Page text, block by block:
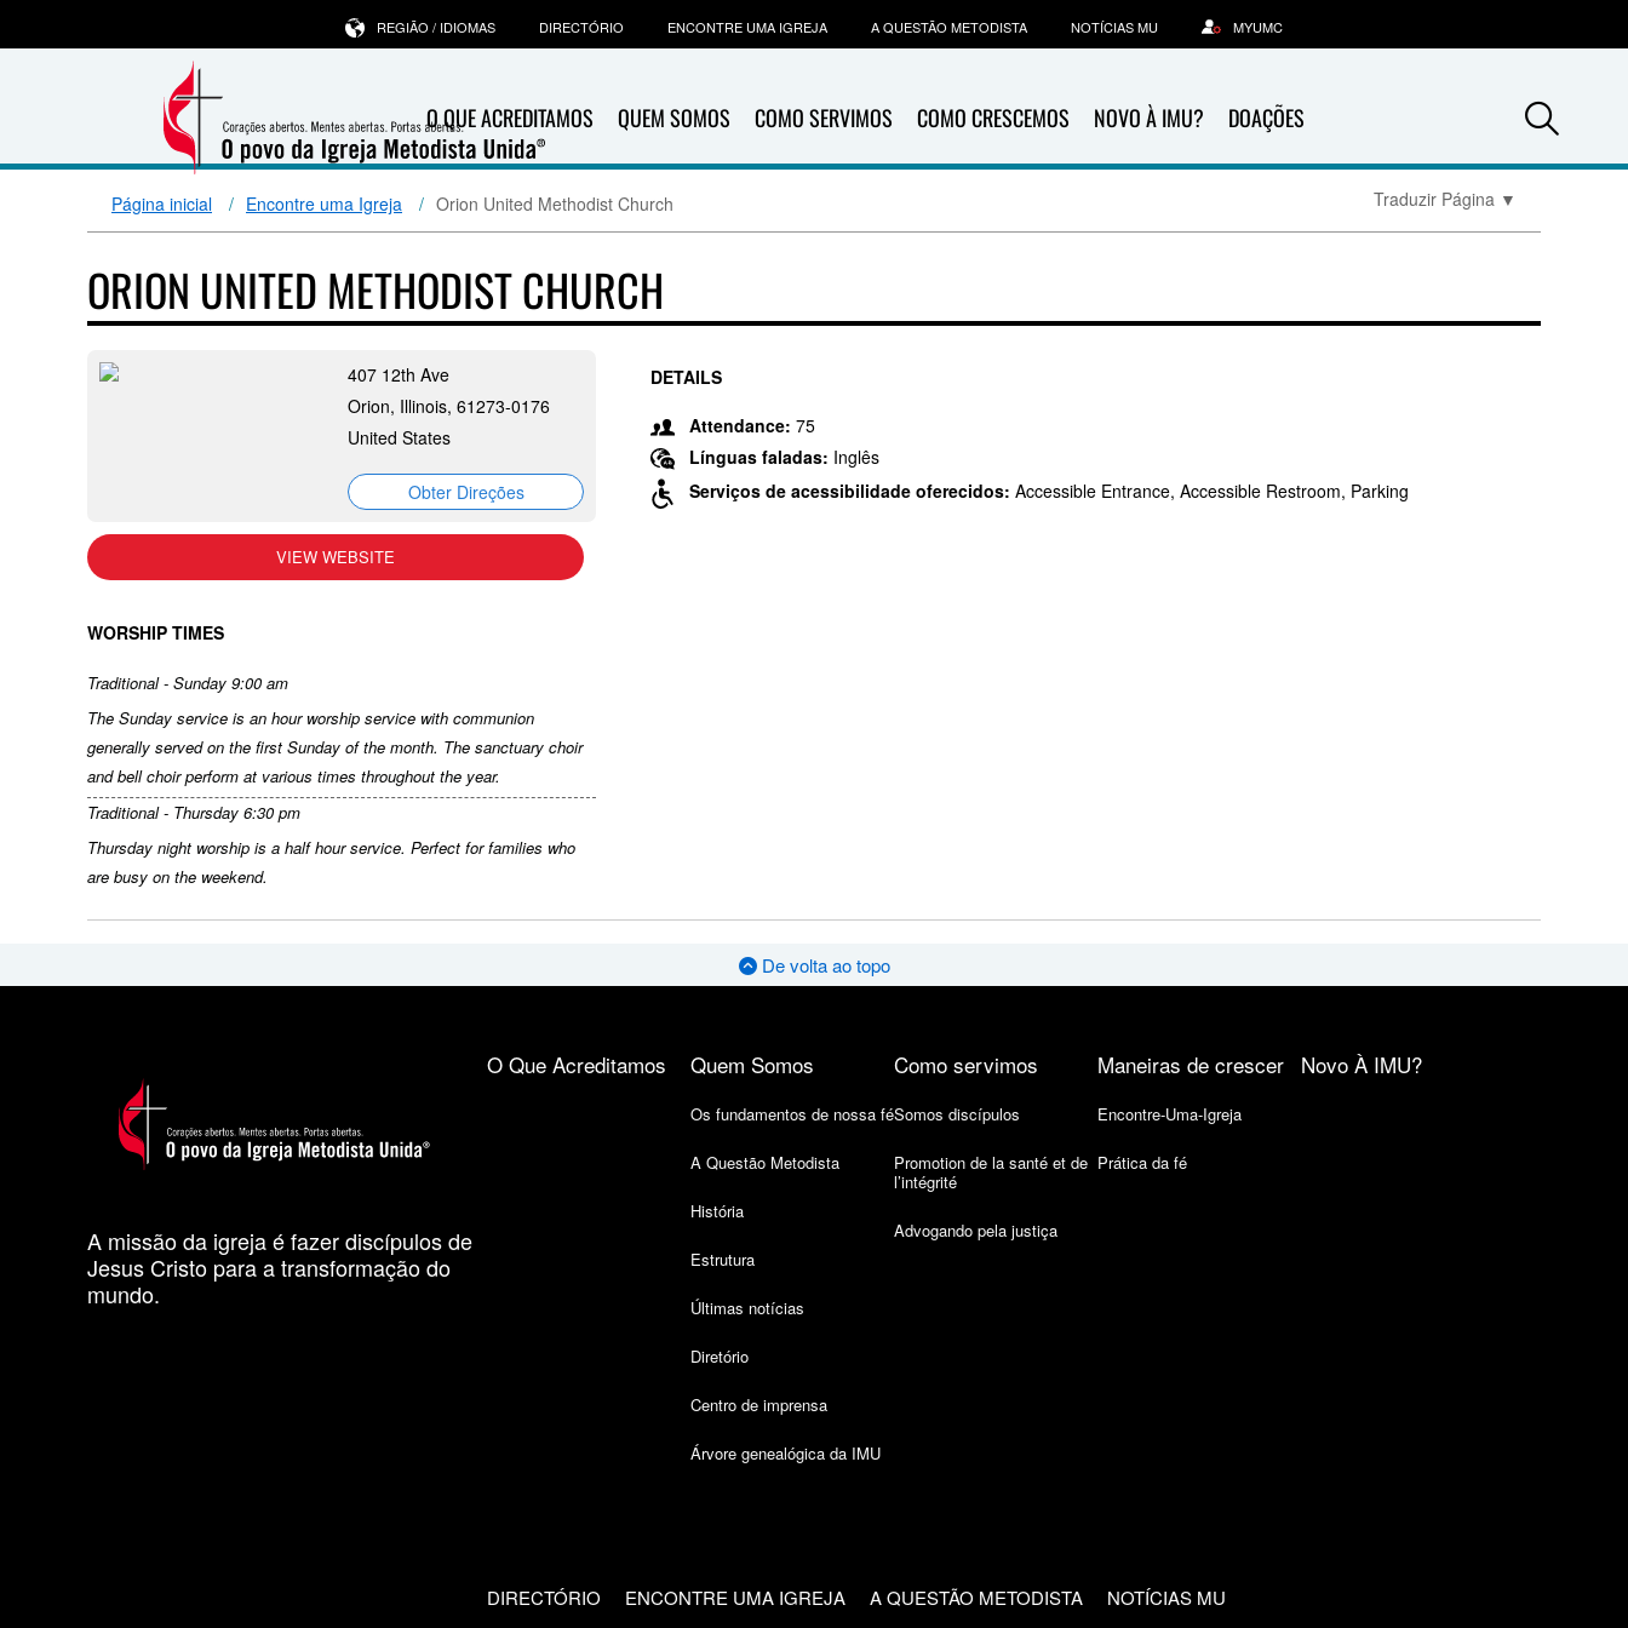
O QUE ACREDITAMOS QUEM SOMOS COMO SERVIMOS COMO CRESCEMOS NOVO À IMU? DOAÇÕES
REGIÃO / IDIOMAS DIRECTÓRIO ENCONTRE UMA IGREJA A QUESTÃO METODISTA NOTÍCIAS MU MYUMC
Página inicial Encontre uma Igreja Orion United Methodist Church Traduzir Página ▼
ORION UNITED METHODIST CHURCH
407 12th Ave
Orion, Illinois, 61273-0176
United States
Obter Direções
VIEW WEBSITE
WORSHIP TIMES
Traditional - Sunday 9:00 am
The Sunday service is an hour worship service with communion
generally served on the first Sunday of the month. The sanctuary choir
and bell choir perform at various times throughout the year.
Traditional - Thursday 6:30 pm
Thursday night worship is a half hour service. Perfect for families who
are busy on the weekend.
DETAILS
Attendance: 75
Línguas faladas: Inglês
Serviços de acessibilidade oferecidos: Accessible Entrance, Accessible Restroom, Parking
De volta ao topo
A missão da igreja é fazer discípulos de
Jesus Cristo para a transformação do
mundo.
O Que Acreditamos Quem Somos
Os fundamentos de nossa fé
A Questão Metodista
História
Estrutura
Últimas notícias
Diretório
Centro de imprensa
Árvore genealógica da IMU
Como servimos
Somos discípulos
Promotion de la santé et de
l’intégrité
Advogando pela justiça
Maneiras de crescer
Encontre-Uma-Igreja
Prática da fé
Novo À IMU?
DIRECTÓRIO ENCONTRE UMA IGREJA A QUESTÃO METODISTA NOTÍCIAS MU